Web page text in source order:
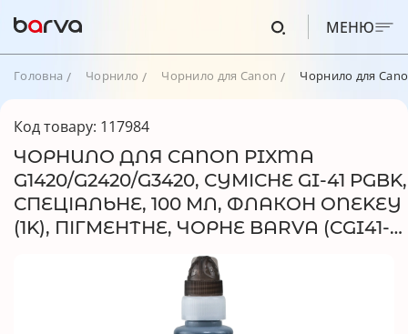
МЕНЮ
Головна Чорнило Чорнило для Canon Чорнило для
Код товару: 117984
ЧОРНИЛО ДЛЯ CANON PIXMA
G1420/G2420/G3420, СУМІСНЕ GI-41 PGBK,
СПЕЦІАЛЬНЕ, 100 МЛ, ФЛАКОН ONEKEY
(1K), ПІГМЕНТНЕ, ЧОРНЕ BARVA (CGI41-